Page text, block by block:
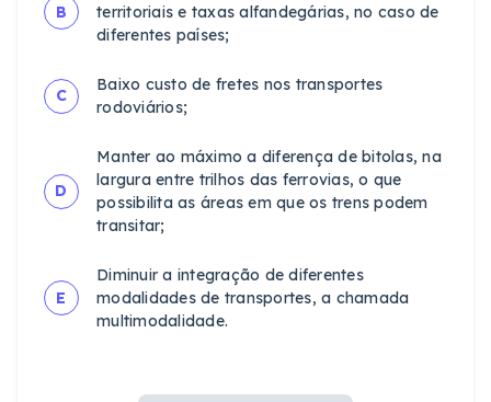
B
territoriais e taxas alfandegárias, no caso de
diferentes países;
C
Baixo custo de fretes nos transportes
rodoviários;
D
Manter ao máximo a diferença de bitolas, na
largura entre trilhos das ferrovias, o que
possibilita as áreas em que os trens podem
transitar;
E
Diminuir a integração de diferentes
modalidades de transportes, a chamada
multimodalidade.